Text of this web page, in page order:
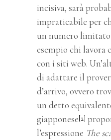
incisiva, sarà
impraticabile per
un numero
esempio chi
con i siti web.
di adattare il
d’arrivo, ovvero
un detto
giapponese[2]
l’espressione The